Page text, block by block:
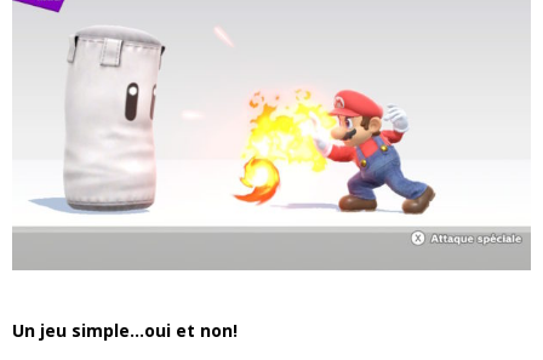
Un jeu simple…oui et non!